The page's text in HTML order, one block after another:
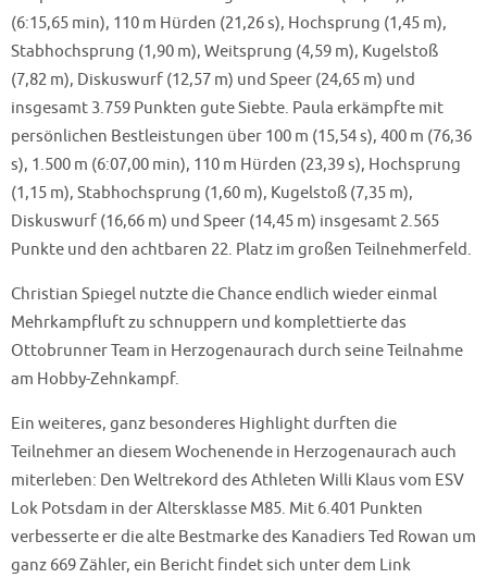
(6:15,65 min), 110 m Hürden (21,26 s), Hochsprung (1,45 m),
Stabhochsprung (1,90 m), Weitsprung (4,59 m), Kugelstoß
(7,82 m), Diskuswurf (12,57 m) und Speer (24,65 m) und
insgesamt 3.759 Punkten gute Siebte. Paula erkämpfte mit
persönlichen Bestleistungen über 100 m (15,54 s), 400 m (76,36
s), 1.500 m (6:07,00 min), 110 m Hürden (23,39 s), Hochsprung
(1,15 m), Stabhochsprung (1,60 m), Kugelstoß (7,35 m),
Diskuswurf (16,66 m) und Speer (14,45 m) insgesamt 2.565
Punkte und den achtbaren 22. Platz im großen Teilnehmerfeld.
Christian Spiegel nutzte die Chance endlich wieder einmal
Mehrkampfluft zu schnuppern und komplettierte das
Ottobrunner Team in Herzogenaurach durch seine Teilnahme
am Hobby-Zehnkampf.
Ein weiteres, ganz besonderes Highlight durften die
Teilnehmer an diesem Wochenende in Herzogenaurach auch
miterleben: Den Weltrekord des Athleten Willi Klaus vom ESV
Lok Potsdam in der Altersklasse M85. Mit 6.401 Punkten
verbesserte er die alte Bestmarke des Kanadiers Ted Rowan um
ganz 669 Zähler, ein Bericht findet sich unter dem Link